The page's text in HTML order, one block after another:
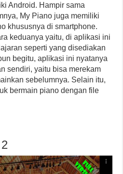
Android. Hampir sama
My Piano juga memiliki
khususnya di smartphone.
keduanya yaitu, di aplikasi ini
seperti yang disediakan
begitu, aplikasi ini nyatanya
sendiri, yaitu bisa merekam
sebelumnya. Selain itu,
bermain piano dengan file